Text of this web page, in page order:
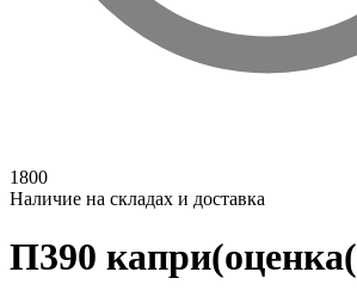
1800
Наличие на складах и доставка
П390 капри(оценка(